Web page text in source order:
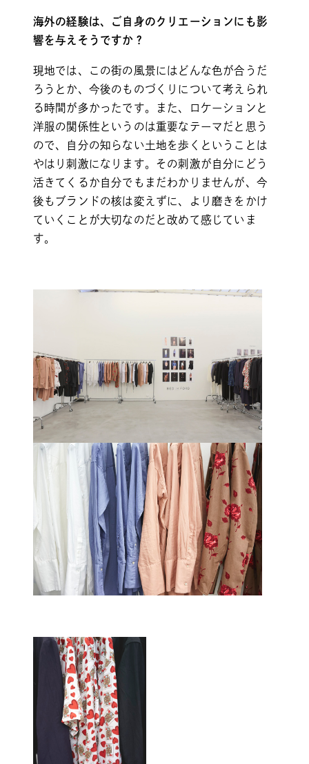
海外の経験は、ご自身のクリエーションにも影
響を与えそうですか？
現地では、この街の風景にはどんな色が合うだ
ろうとか、今後のものづくりについて考えられ
る時間が多かったです。また、ロケーションと
洋服の関係性というのは重要なテーマだと思う
ので、自分の知らない土地を歩くということは
やはり刺激になります。その刺激が自分にどう
活きてくるか自分でもまだわかりませんが、今
後もブランドの核は変えずに、より磨きをかけ
ていくことが大切なのだと改めて感じていま
す。